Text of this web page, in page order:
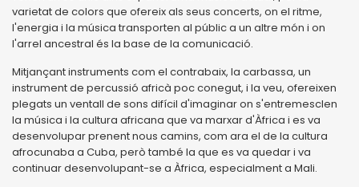
varietat de colors que ofereix als seus concerts, on el ritme,
l'energia i la música transporten al públic a un altre món i on
l'arrel ancestral és la base de la comunicació.
Mitjançant instruments com el contrabaix, la carbassa, un
instrument de percussió africà poc conegut, i la veu, ofereixen
plegats un ventall de sons difícil d'imaginar on s'entremesclen
la música i la cultura africana que va marxar d'Àfrica i es va
desenvolupar prenent nous camins, com ara el de la cultura
afrocunaba a Cuba, però també la que es va quedar i va
continuar desenvolupant-se a Àfrica, especialment a Mali.